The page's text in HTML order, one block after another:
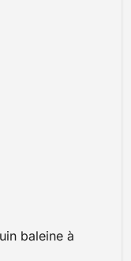
baleine à